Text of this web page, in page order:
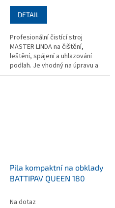
DETAIL
Profesionální čistící stroj
MASTER LINDA na čištění,
leštění, spájení a uhlazování
podlah. Je vhodný na úpravu a
čištění podlah z keramických,
Pila kompaktní na obklady
BATTIPAV QUEEN 180
Na dotaz